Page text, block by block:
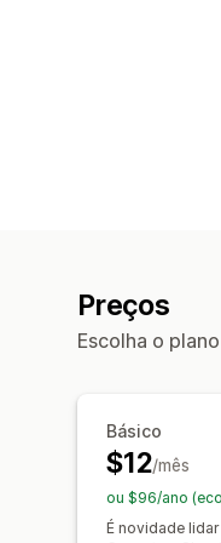
Preços
Escolha o
Básico
$12/mês
ou $96/ano
É novidade